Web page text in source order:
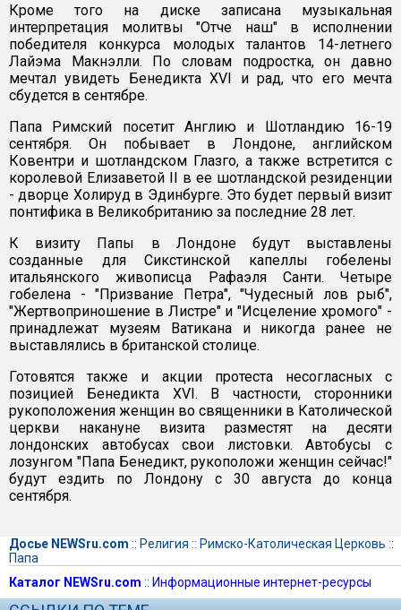
Кроме того на диске записана музыкальная
интерпретация молитвы "Отче наш" в исполнении
победителя конкурса молодых талантов 14-летнего
Лайэма Макнэлли. По словам подростка, он давно
мечтал увидеть Бенедикта XVI и рад, что его мечта
сбудется в сентябре.
Папа Римский посетит Англию и Шотландию 16-19
сентября. Он побывает в Лондоне, английском
Ковентри и шотландском Глазго, а также встретится с
королевой Елизаветой II в ее шотландской резиденции
- дворце Холируд в Эдинбурге. Это будет первый визит
понтифика в Великобританию за последние 28 лет.
К визиту Папы в Лондоне будут выставлены
созданные для Сикстинской капеллы гобелены
итальянского живописца Рафаэля Санти. Четыре
гобелена - "Призвание Петра", "Чудесный лов рыб",
"Жертвоприношение в Листре" и "Исцеление хромого" -
принадлежат музеям Ватикана и никогда ранее не
выставлялись в британской столице.
Готовятся также и акции протеста несогласных с
позицией Бенедикта XVI. В частности, сторонники
рукоположения женщин во священники в Католической
церкви накануне визита разместят на десяти
лондонских автобусах свои листовки. Автобусы с
лозунгом "Папа Бенедикт, рукоположи женщин сейчас!"
будут ездить по Лондону с 30 августа до конца
сентября.
Досье NEWSru.com :: Религия :: Римско-Католическая Церковь ::
Папа
Каталог NEWSru.com :: Информационные интернет-ресурсы